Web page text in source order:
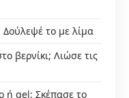
το με λίμα
βερνίκι; Λιώσε τις
ή gel; Σκέπασε το